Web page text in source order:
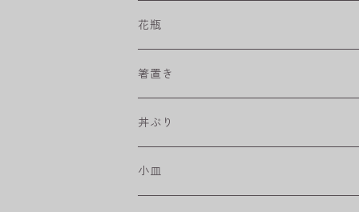
プリーツ
藍駒
ワビカップ
ハンディ小皿
角皿
取皿
盛皿
カレー＆パスタ皿
小鉢
マグカップ
フリーカップ
そば猪口
花瓶
水差し
箸置き
丼ぶり
小皿